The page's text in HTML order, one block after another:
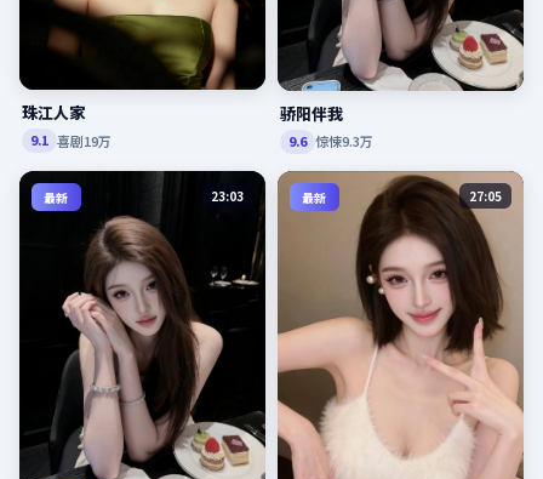
珠江人家
9.1 喜剧19万
骄阳伴我
9.6 惊悚9.3万
最新 23:03 最新 27:05